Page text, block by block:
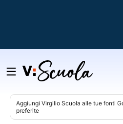
Salta
contenuto
Aggiungi Virgilio Scuola alle tue fonti
preferite